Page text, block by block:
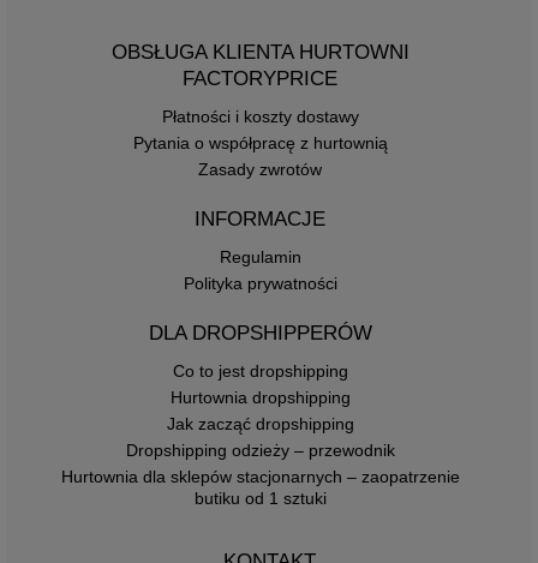
OBSŁUGA KLIENTA HURTOWNI
FACTORYPRICE
Płatności i koszty dostawy
Pytania o współpracę z hurtownią
Zasady zwrotów
INFORMACJE
Regulamin
Polityka prywatności
DLA DROPSHIPPERÓW
Co to jest dropshipping
Hurtownia dropshipping
Jak zacząć dropshipping
Dropshipping odzieży – przewodnik
Hurtownia dla sklepów stacjonarnych – zaopatrzenie
butiku od 1 sztuki